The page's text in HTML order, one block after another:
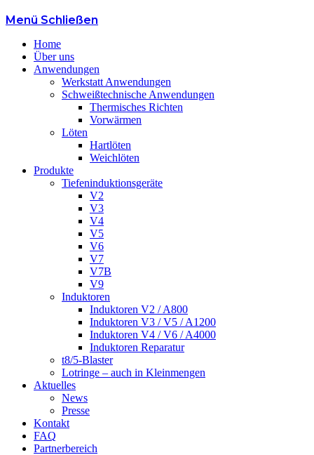
Menü Schließen
Home
Über uns
Anwendungen
Werkstatt Anwendungen
Schweißtechnische Anwendungen
Thermisches Richten
Vorwärmen
Löten
Hartlöten
Weichlöten
Produkte
Tiefeninduktionsgeräte
V2
V3
V4
V5
V6
V7
V7B
V9
Induktoren
Induktoren V2 / A800
Induktoren V3 / V5 / A1200
Induktoren V4 / V6 / A4000
Induktoren Reparatur
t8/5-Blaster
Lotringe – auch in Kleinmengen
Aktuelles
News
Presse
Kontakt
FAQ
Partnerbereich